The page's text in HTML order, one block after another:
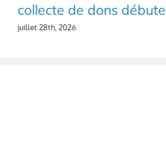
collecte de dons
juillet 28th, 2026